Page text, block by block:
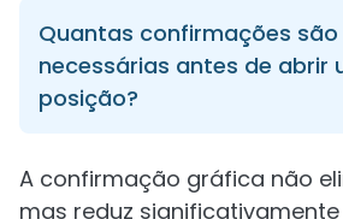
Quantas confirmações são
necessárias antes de abrir
posição?
A confirmação gráfica não
mas reduz